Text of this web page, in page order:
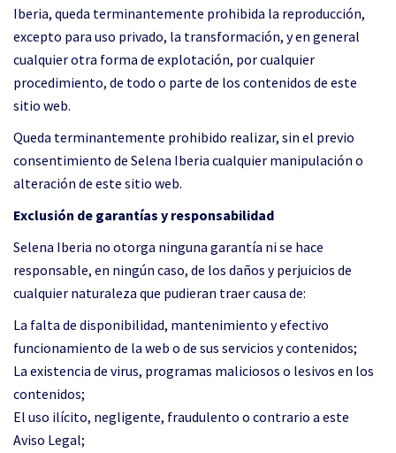
Iberia, queda terminantemente prohibida la reproducción,
excepto para uso privado, la transformación, y en general
cualquier otra forma de explotación, por cualquier
procedimiento, de todo o parte de los contenidos de este
sitio web.
Queda terminantemente prohibido realizar, sin el previo
consentimiento de Selena Iberia cualquier manipulación o
alteración de este sitio web.
Exclusión de garantías y responsabilidad
Selena Iberia no otorga ninguna garantía ni se hace
responsable, en ningún caso, de los daños y perjuicios de
cualquier naturaleza que pudieran traer causa de:
La falta de disponibilidad, mantenimiento y efectivo
funcionamiento de la web o de sus servicios y contenidos;
La existencia de virus, programas maliciosos o lesivos en los
contenidos;
El uso ilícito, negligente, fraudulento o contrario a este
Aviso Legal;